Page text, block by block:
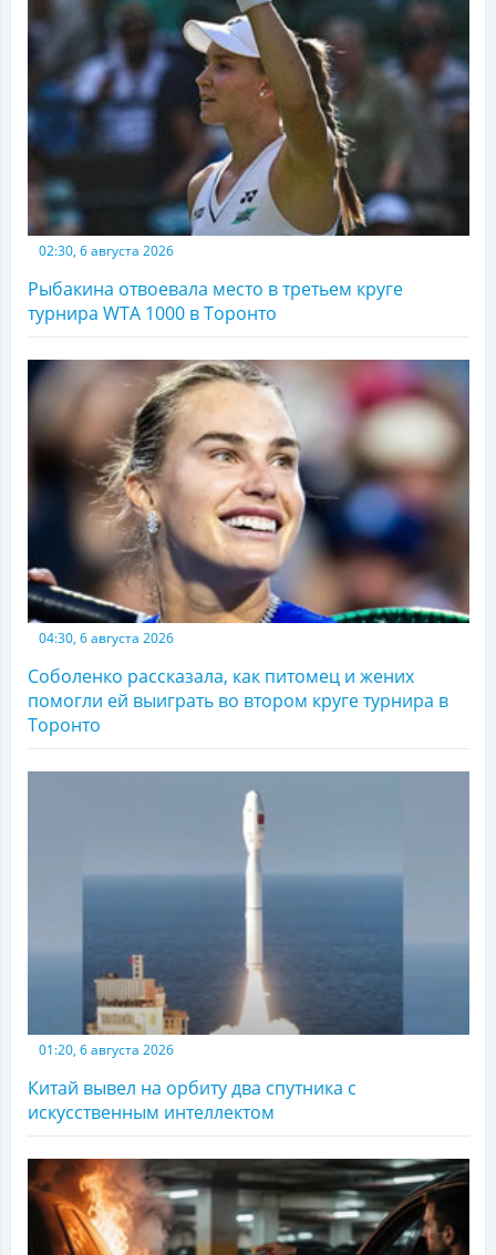
02:30, 6 августа 2026
Рыбакина отвоевала место в третьем круге
турнира WTA 1000 в Торонто
04:30, 6 августа 2026
Соболенко рассказала, как питомец и жених
помогли ей выиграть во втором круге турнира в
Торонто
01:20, 6 августа 2026
Китай вывел на орбиту два спутника с
искусственным интеллектом